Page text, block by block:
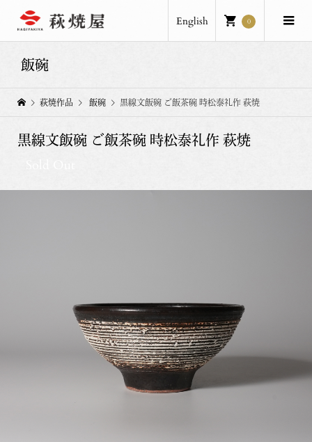
English 0
飯碗
萩焼作品 飯碗 黒線文飯碗 ご飯茶碗 時松泰礼作 萩焼
黒線文飯碗 ご飯茶碗 時松泰礼作 萩焼